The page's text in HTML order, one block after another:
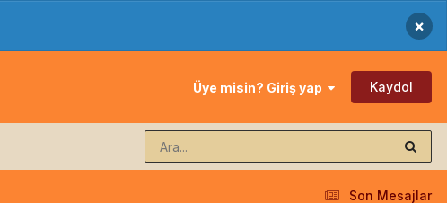
×
Üye misin? Giriş yap Kaydol
Son Mesajlar